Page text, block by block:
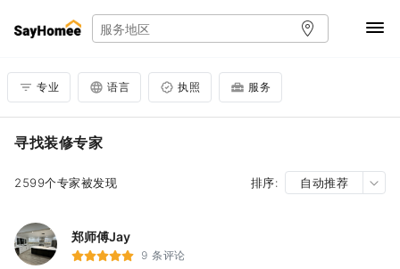
专业 语言 执照 服务
寻找装修专家
2599个专家被发现 排序: 自动推荐
郑师傅Jay
9 条评论